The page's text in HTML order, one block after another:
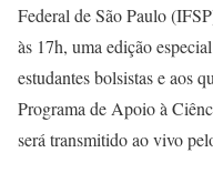
Federal de São Paulo
às 17h, uma edição
estudantes bolsistas e aos
Programa de Apoio à
será transmitido ao vivo